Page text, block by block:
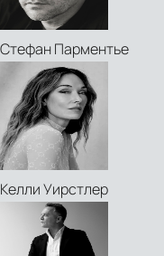
Стефан Парментье
Келли Уирстлер